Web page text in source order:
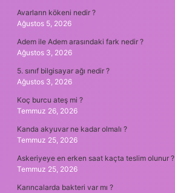
Avarların kökeni nedir ?
Ağustos 5, 2026
Adem ile Adem arasındaki fark nedir ?
Ağustos 3, 2026
5. sınıf bilgisayar ağı nedir ?
Ağustos 3, 2026
Koç burcu ateş mi ?
Temmuz 26, 2026
Kanda akyuvar ne kadar olmalı ?
Temmuz 25, 2026
Askeriyeye en erken saat kaçta teslim olunur ?
Temmuz 25, 2026
Karıncalarda bakteri var mı ?